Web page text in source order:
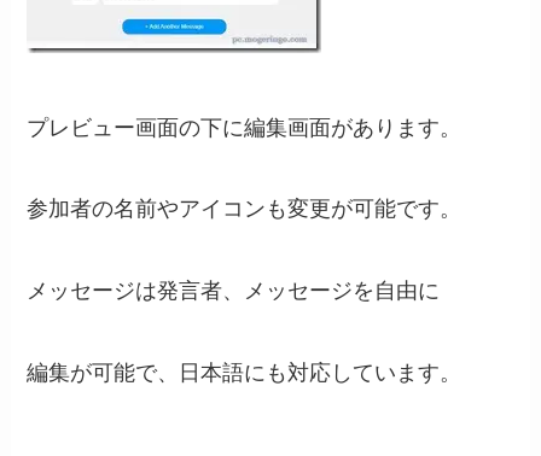
プレビュー画面の下に編集画面があります。
参加者の名前やアイコンも変更が可能です。
メッセージは発言者、メッセージを自由に
編集が可能で、日本語にも対応しています。